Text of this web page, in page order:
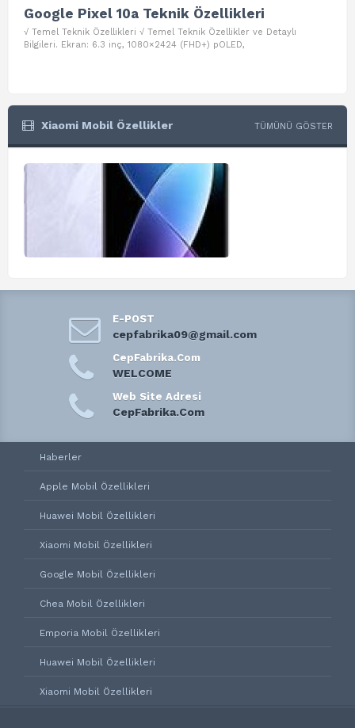
Google Pixel 10a Teknik Özellikleri
√ Temel Teknik Özellikleri √ Temel Teknik Özellikler ve Detaylı
Bilgileri. Ekran: 6.3 inç, 1080×2424 (FHD+) pOLED,
Xiaomi Mobil Özellikler TÜMÜNÜ GÖSTER
E-POST
cepfabrika09@gmail.com
CepFabrika.Com
WELCOME
Web Site Adresi
CepFabrika.Com
Haberler
Apple Mobil Özellikleri
Huawei Mobil Özellikleri
Xiaomi Mobil Özellikleri
Google Mobil Özellikleri
Chea Mobil Özellikleri
Emporia Mobil Özellikleri
Huawei Mobil Özellikleri
Xiaomi Mobil Özellikleri